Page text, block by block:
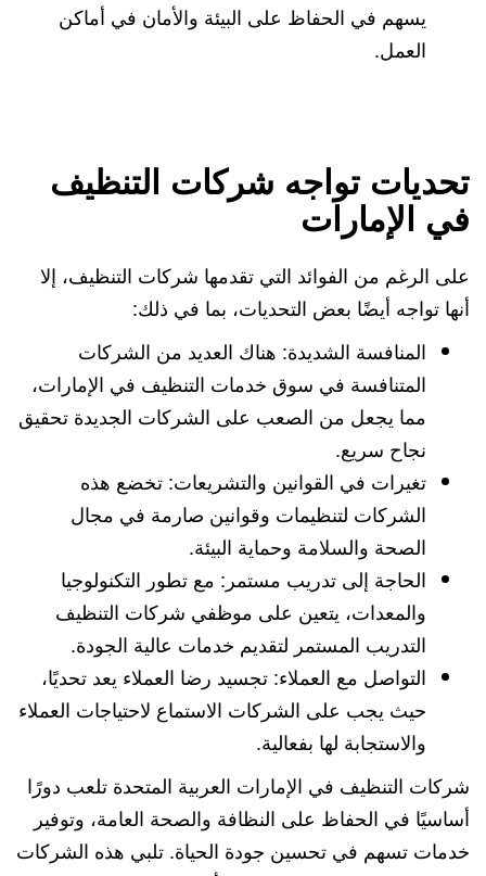
يسهم في الحفاظ على البيئة والأمان في أماكن
العمل.
تحديات تواجه شركات التنظيف
في الإمارات
على الرغم من الفوائد التي تقدمها شركات التنظيف، إلا
أنها تواجه أيضًا بعض التحديات، بما في ذلك:
المنافسة الشديدة: هناك العديد من الشركات
المتنافسة في سوق خدمات التنظيف في الإمارات،
مما يجعل من الصعب على الشركات الجديدة تحقيق
نجاح سريع.
تغيرات في القوانين والتشريعات: تخضع هذه
الشركات لتنظيمات وقوانين صارمة في مجال
الصحة والسلامة وحماية البيئة.
الحاجة إلى تدريب مستمر: مع تطور التكنولوجيا
والمعدات، يتعين على موظفي شركات التنظيف
التدريب المستمر لتقديم خدمات عالية الجودة.
التواصل مع العملاء: تجسيد رضا العملاء يعد تحديًا،
حيث يجب على الشركات الاستماع لاحتياجات العملاء
والاستجابة لها بفعالية.
شركات التنظيف في الإمارات العربية المتحدة تلعب دورًا
أساسيًا في الحفاظ على النظافة والصحة العامة، وتوفير
خدمات تسهم في تحسين جودة الحياة. تلبي هذه الشركات